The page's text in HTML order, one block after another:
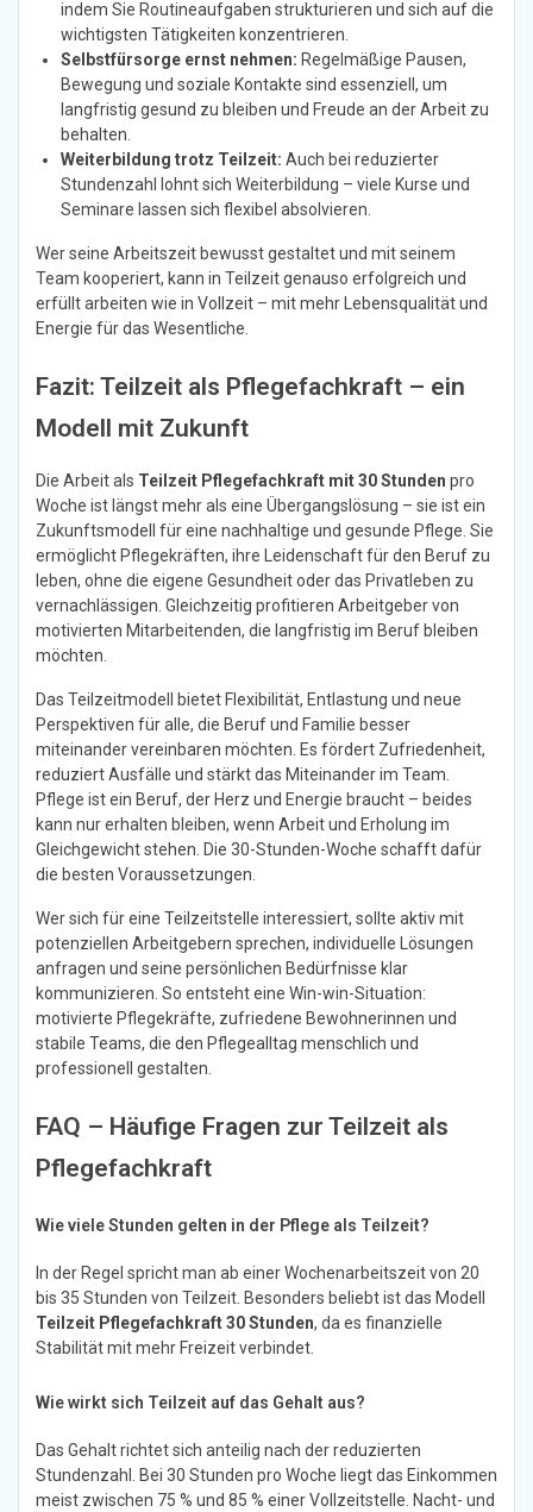
indem Sie Routineaufgaben strukturieren und sich auf die
wichtigsten Tätigkeiten konzentrieren.
Selbstfürsorge ernst nehmen: Regelmäßige Pausen,
Bewegung und soziale Kontakte sind essenziell, um
langfristig gesund zu bleiben und Freude an der Arbeit zu
behalten.
Weiterbildung trotz Teilzeit: Auch bei reduzierter
Stundenzahl lohnt sich Weiterbildung – viele Kurse und
Seminare lassen sich flexibel absolvieren.
Wer seine Arbeitszeit bewusst gestaltet und mit seinem
Team kooperiert, kann in Teilzeit genauso erfolgreich und
erfüllt arbeiten wie in Vollzeit – mit mehr Lebensqualität und
Energie für das Wesentliche.
Fazit: Teilzeit als Pflegefachkraft – ein
Modell mit Zukunft
Die Arbeit als Teilzeit Pflegefachkraft mit 30 Stunden pro
Woche ist längst mehr als eine Übergangslösung – sie ist ein
Zukunftsmodell für eine nachhaltige und gesunde Pflege. Sie
ermöglicht Pflegekräften, ihre Leidenschaft für den Beruf zu
leben, ohne die eigene Gesundheit oder das Privatleben zu
vernachlässigen. Gleichzeitig profitieren Arbeitgeber von
motivierten Mitarbeitenden, die langfristig im Beruf bleiben
möchten.
Das Teilzeitmodell bietet Flexibilität, Entlastung und neue
Perspektiven für alle, die Beruf und Familie besser
miteinander vereinbaren möchten. Es fördert Zufriedenheit,
reduziert Ausfälle und stärkt das Miteinander im Team.
Pflege ist ein Beruf, der Herz und Energie braucht – beides
kann nur erhalten bleiben, wenn Arbeit und Erholung im
Gleichgewicht stehen. Die 30-Stunden-Woche schafft dafür
die besten Voraussetzungen.
Wer sich für eine Teilzeitstelle interessiert, sollte aktiv mit
potenziellen Arbeitgebern sprechen, individuelle Lösungen
anfragen und seine persönlichen Bedürfnisse klar
kommunizieren. So entsteht eine Win-win-Situation:
motivierte Pflegekräfte, zufriedene Bewohnerinnen und
stabile Teams, die den Pflegealltag menschlich und
professionell gestalten.
FAQ – Häufige Fragen zur Teilzeit als
Pflegefachkraft
Wie viele Stunden gelten in der Pflege als Teilzeit?
In der Regel spricht man ab einer Wochenarbeitszeit von 20
bis 35 Stunden von Teilzeit. Besonders beliebt ist das Modell
Teilzeit Pflegefachkraft 30 Stunden, da es finanzielle
Stabilität mit mehr Freizeit verbindet.
Wie wirkt sich Teilzeit auf das Gehalt aus?
Das Gehalt richtet sich anteilig nach der reduzierten
Stundenzahl. Bei 30 Stunden pro Woche liegt das Einkommen
meist zwischen 75 % und 85 % einer Vollzeitstelle. Nacht- und